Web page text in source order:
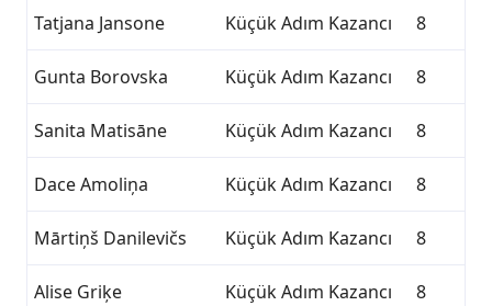
Tatjana Jansone Küçük Adım Kazancı 8
Gunta Borovska Küçük Adım Kazancı 8
Sanita Matisāne Küçük Adım Kazancı 8
Dace Amoliņa Küçük Adım Kazancı 8
Mārtiņš Danilevičs Küçük Adım Kazancı 8
Alise Griķe Küçük Adım Kazancı 8